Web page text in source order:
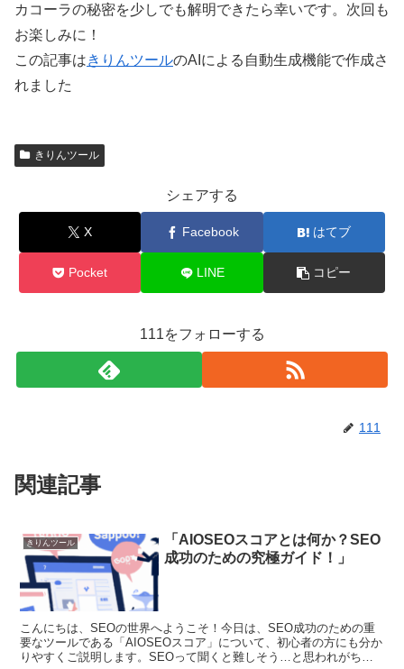
カコーラの秘密を少しでも解明できたら幸いです。次回も
お楽しみに！
この記事はきりんツールのAIによる自動生成機能で作成さ
れました
きりんツール
シェアする
X Facebook はてブ
Pocket LINE コピー
111をフォローする
111
関連記事
きりんツール
「AIOSEOスコアとは何か？SEO
成功のための究極ガイド！」
こんにちは、SEOの世界へようこそ！今日は、SEO成功のための重
要なツールである「AIOSEOスコア」について、初心者の方にも分か
りやすくご説明します。SEOって聞くと難しそう…と思われがちで